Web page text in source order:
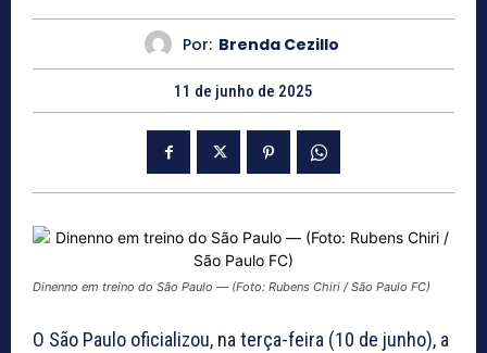
Por: Brenda Cezillo
11 de junho de 2025
Dinenno em treino do São Paulo — (Foto: Rubens Chiri / São Paulo FC)
O São Paulo oficializou, na terça-feira (10 de junho), a